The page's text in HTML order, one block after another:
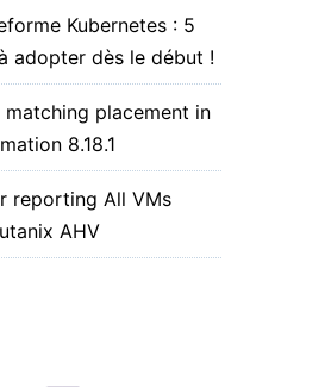
Kubernetes : 5
adopter dès le début !
placement in
8.18.1
reporting All VMs
AHV